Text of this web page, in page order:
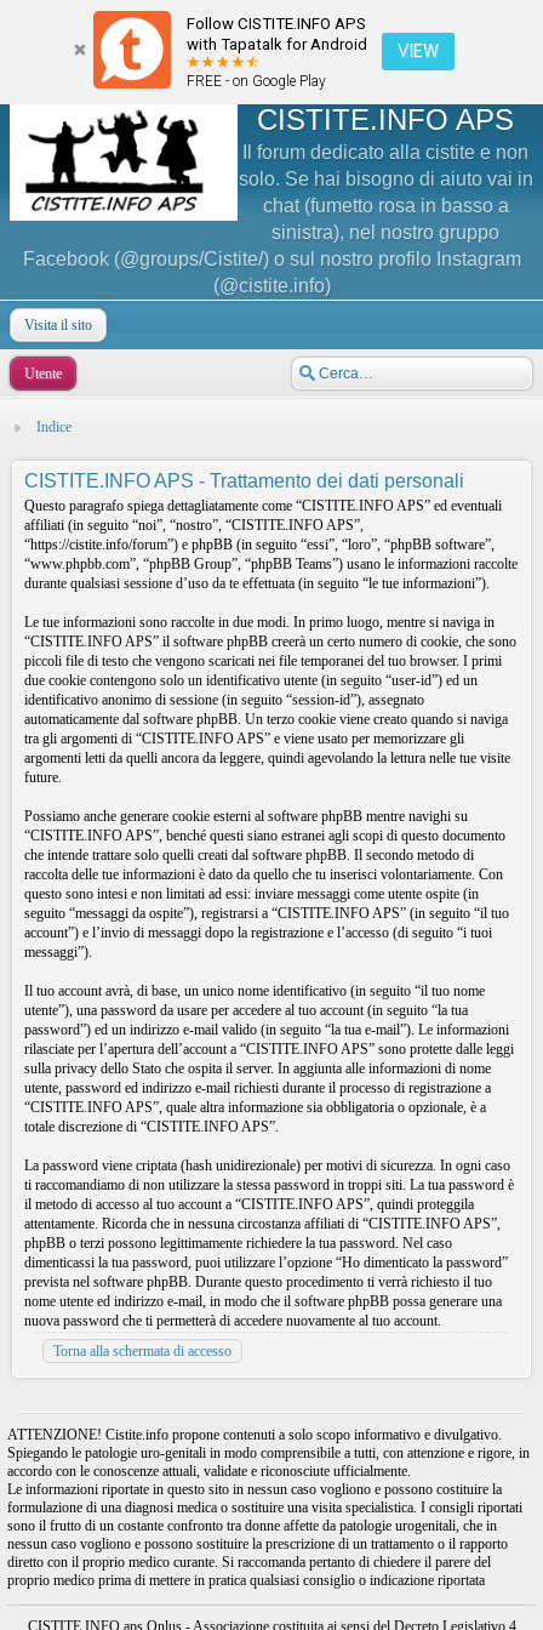
Follow CISTITE.INFO APS
with Tapatalk for Android
FREE - on Google Play
VIEW
CISTITE.INFO APS
Il forum dedicato alla cistite e non
solo. Se hai bisogno di aiuto vai in
chat (fumetto rosa in basso a
sinistra), nel nostro gruppo
Facebook (@groups/Cistite/) o sul nostro profilo Instagram
(@cistite.info)
Visita il sito
Utente
Indice
CISTITE.INFO APS - Trattamento dei dati personali
Questo paragrafo spiega dettagliatamente come “CISTITE.INFO APS” ed eventuali
affiliati (in seguito “noi”, “nostro”, “CISTITE.INFO APS”,
“https://cistite.info/forum”) e phpBB (in seguito “essi”, “loro”, “phpBB software”,
“www.phpbb.com”, “phpBB Group”, “phpBB Teams”) usano le informazioni raccolte
durante qualsiasi sessione d’uso da te effettuata (in seguito “le tue informazioni”).
Le tue informazioni sono raccolte in due modi. In primo luogo, mentre si naviga in
“CISTITE.INFO APS” il software phpBB creerà un certo numero di cookie, che sono
piccoli file di testo che vengono scaricati nei file temporanei del tuo browser. I primi
due cookie contengono solo un identificativo utente (in seguito “user-id”) ed un
identificativo anonimo di sessione (in seguito “session-id”), assegnato
automaticamente dal software phpBB. Un terzo cookie viene creato quando si naviga
tra gli argomenti di “CISTITE.INFO APS” e viene usato per memorizzare gli
argomenti letti da quelli ancora da leggere, quindi agevolando la lettura nelle tue visite
future.
Possiamo anche generare cookie esterni al software phpBB mentre navighi su
“CISTITE.INFO APS”, benché questi siano estranei agli scopi di questo documento
che intende trattare solo quelli creati dal software phpBB. Il secondo metodo di
raccolta delle tue informazioni è dato da quello che tu inserisci volontariamente. Con
questo sono intesi e non limitati ad essi: inviare messaggi come utente ospite (in
seguito “messaggi da ospite”), registrarsi a “CISTITE.INFO APS” (in seguito “il tuo
account”) e l’invio di messaggi dopo la registrazione e l’accesso (di seguito “i tuoi
messaggi”).
Il tuo account avrà, di base, un unico nome identificativo (in seguito “il tuo nome
utente”), una password da usare per accedere al tuo account (in seguito “la tua
password”) ed un indirizzo e-mail valido (in seguito “la tua e-mail”). Le informazioni
rilasciate per l’apertura dell’account a “CISTITE.INFO APS” sono protette dalle leggi
sulla privacy dello Stato che ospita il server. In aggiunta alle informazioni di nome
utente, password ed indirizzo e-mail richiesti durante il processo di registrazione a
“CISTITE.INFO APS”, quale altra informazione sia obbligatoria o opzionale, è a
totale discrezione di “CISTITE.INFO APS”.
La password viene criptata (hash unidirezionale) per motivi di sicurezza. In ogni caso
ti raccomandiamo di non utilizzare la stessa password in troppi siti. La tua password è
il metodo di accesso al tuo account a “CISTITE.INFO APS”, quindi proteggila
attentamente. Ricorda che in nessuna circostanza affiliati di “CISTITE.INFO APS”,
phpBB o terzi possono legittimamente richiedere la tua password. Nel caso
dimenticassi la tua password, puoi utilizzare l’opzione “Ho dimenticato la password”
prevista nel software phpBB. Durante questo procedimento ti verrà richiesto il tuo
nome utente ed indirizzo e-mail, in modo che il software phpBB possa generare una
nuova password che ti permetterà di accedere nuovamente al tuo account.
Torna alla schermata di accesso
ATTENZIONE! Cistite.info propone contenuti a solo scopo informativo e divulgativo.
Spiegando le patologie uro-genitali in modo comprensibile a tutti, con attenzione e rigore, in
accordo con le conoscenze attuali, validate e riconosciute ufficialmente.
Le informazioni riportate in questo sito in nessun caso vogliono e possono costituire la
formulazione di una diagnosi medica o sostituire una visita specialistica. I consigli riportati
sono il frutto di un costante confronto tra donne affette da patologie urogenitali, che in
nessun caso vogliono e possono sostituire la prescrizione di un trattamento o il rapporto
diretto con il proprio medico curante. Si raccomanda pertanto di chiedere il parere del
proprio medico prima di mettere in pratica qualsiasi consiglio o indicazione riportata